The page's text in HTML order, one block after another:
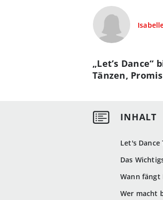
Let's Dance
Das
Wann fängt
Wer macht
„Let’s
Tänzen,